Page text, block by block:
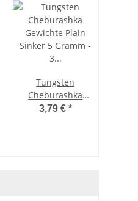
Tungsten
Cheburashka
Gewichte Plain
3,79 € *